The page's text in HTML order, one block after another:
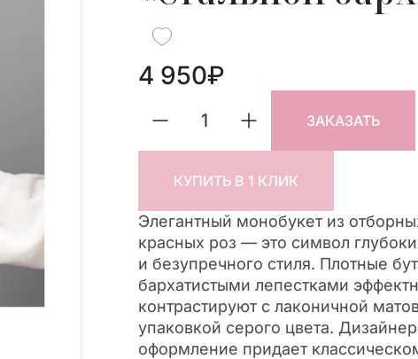
4 950₽
ЗАКАЗАТЬ
КУПИТЬ В 1 КЛИК
Элегантный монобукет из
красных роз — это символ
и безупречного стиля. Плотные
бархатистыми лепестками
контрастируют с лаконичной
упаковкой серого цвета.
оформление придает